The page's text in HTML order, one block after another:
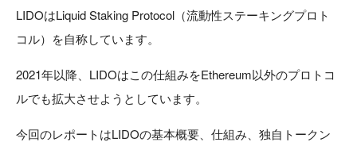
LIDOはLiquid Staking Protocol（流動性ステーキングプロト
コル）を自称しています。
2021年以降、LIDOはこの仕組みをEthereum以外のプロトコ
ルでも拡大させようとしています。
今回のレポートはLIDOの基本概要、仕組み、独自トークン